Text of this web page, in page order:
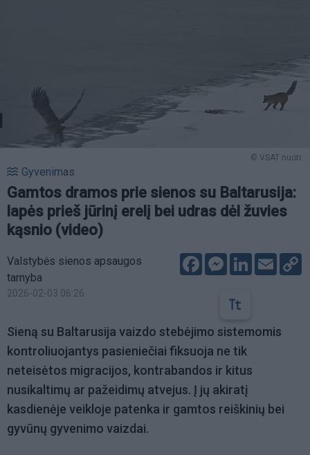
© VSAT nuotr.
Gyvenimas
Gamtos dramos prie sienos su Baltarusija:
lapės prieš jūrinį erelį bei udras dėl žuvies
kąsnio (video)
Valstybės sienos apsaugos
tarnyba
2026-02-03 06:26
FacebookMessenger
LinkedIn
Email
Sieną su Baltarusija vaizdo stebėjimo sistemomis
kontroliuojantys pasieniečiai fiksuoja ne tik
neteisėtos migracijos, kontrabandos ir kitus
nusikaltimų ar pažeidimų atvejus. Į jų akiratį
kasdienėje veikloje patenka ir gamtos reiškinių bei
gyvūnų gyvenimo vaizdai.